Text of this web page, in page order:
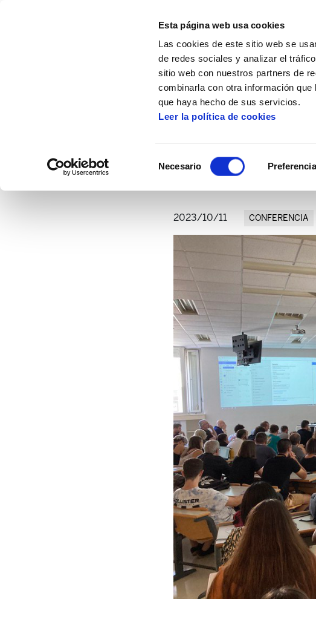
Esta página web usa cookies
Las cookies de este sitio web se
de redes sociales y analizar el
sitio web con nuestros partners de
combinarla con otra información
que haya hecho de sus servicios.
Leer la política de cookies
Necesario
Conociendo investigaciones
Conociendo
2023/10/11 CONFERENCIA